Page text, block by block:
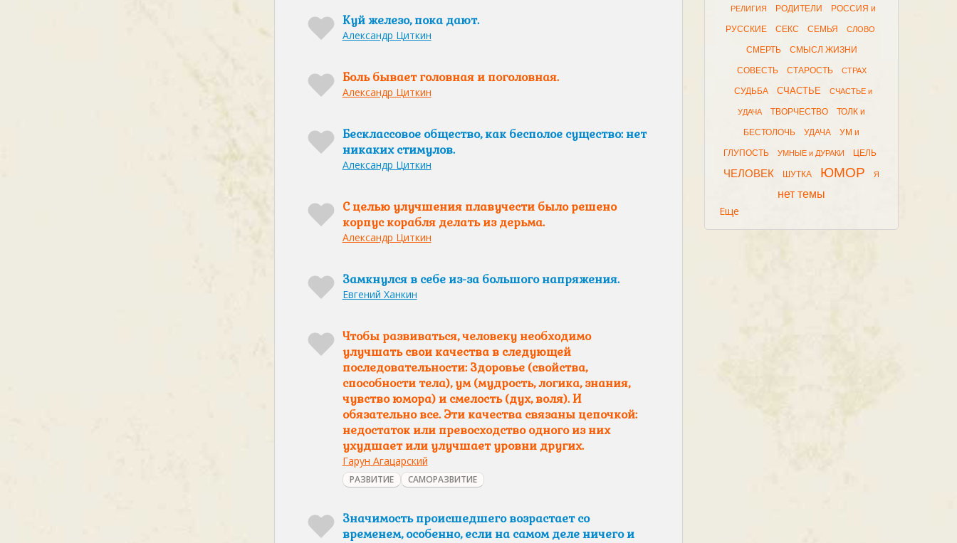
Куй железо, пока дают.
Александр Циткин
Боль бывает головная и поголовная.
Александр Циткин
Бесклассовое общество, как бесполое существо: нет
никаких стимулов.
Александр Циткин
С целью улучшения плавучести было решено
корпус корабля делать из дерьма.
Александр Циткин
Замкнулся в себе из-за большого напряжения.
Евгений Ханкин
Чтобы развиваться, человеку необходимо
улучшать свои качества в следующей
последовательности: Здоровье (свойства,
способности тела), ум (мудрость, логика, знания,
чувство юмора) и смелость (дух, воля). И
обязательно все. Эти качества связаны цепочкой:
недостаток или превосходство одного из них
ухудшает или улучшает уровни других.
Гарун Агацарский
РАЗВИТИЕ САМОРАЗВИТИЕ
Значимость происшедшего возрастает со
временем, особенно, если на самом деле ничего и
РЕЛИГИЯ РОДИТЕЛИ РОССИЯ и
РУССКИЕ СЕКС СЕМЬЯ СЛОВО
СМЕРТЬ СМЫСЛ ЖИЗНИ
СОВЕСТЬ СТАРОСТЬ СТРАХ
СУДЬБА СЧАСТЬЕ СЧАСТЬЕ и
УДАЧА ТВОРЧЕСТВО ТОЛК и
БЕСТОЛОЧЬ УДАЧА УМ и
ГЛУПОСТЬ УМНЫЕ и ДУРАКИ ЦЕЛЬ
ЧЕЛОВЕК ШУТКА ЮМОР Я
нет темы
Еще